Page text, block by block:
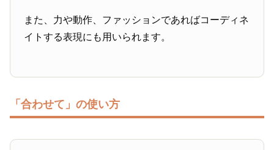
また、力や動作、ファッションであればコーディネ
イトする表現にも用いられます。
「合わせて」の使い方